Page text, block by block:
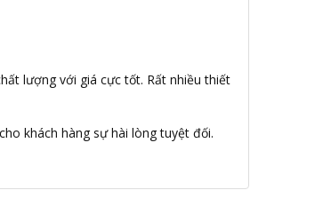
lượng với giá cực tốt. Rất nhiều thiết
khách hàng sự hài lòng tuyệt đối.